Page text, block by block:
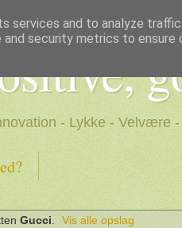
- Lykke - Velvære -
Gucci. Vis alle opslag
services and to analyze
security metrics to